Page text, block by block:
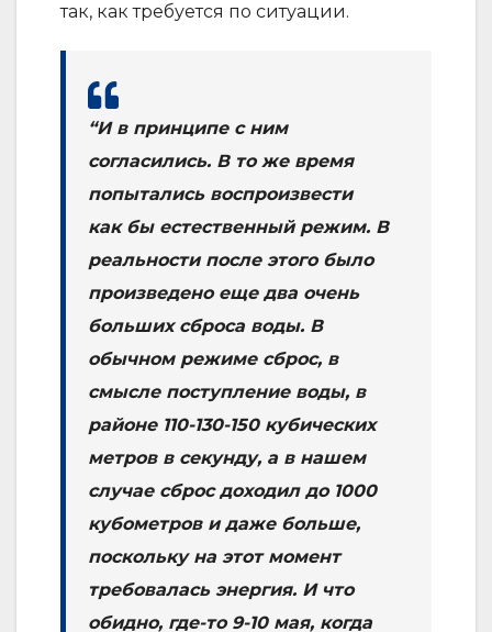
так, как требуется по ситуации.
“И в принципе с ним
согласились. В то же время
попытались воспроизвести
как бы естественный режим. В
реальности после этого было
произведено еще два очень
больших сброса воды. В
обычном режиме сброс, в
смысле поступление воды, в
районе 110-130-150 кубических
метров в секунду, а в нашем
случае сброс доходил до 1000
кубометров и даже больше,
поскольку на этот момент
требовалась энергия. И что
обидно, где-то 9-10 мая, когда